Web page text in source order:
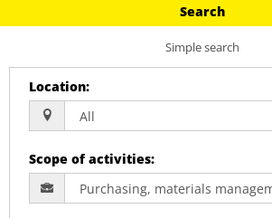
Search
Simple search
Location:
Scope of activities: